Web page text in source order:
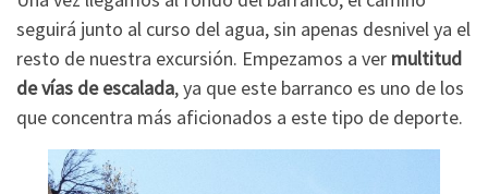
seguirá junto al curso del agua, sin apenas desnivel ya el
resto de nuestra excursión. Empezamos a ver multitud
de vías de escalada, ya que este barranco es uno de los
que concentra más aficionados a este tipo de deporte.